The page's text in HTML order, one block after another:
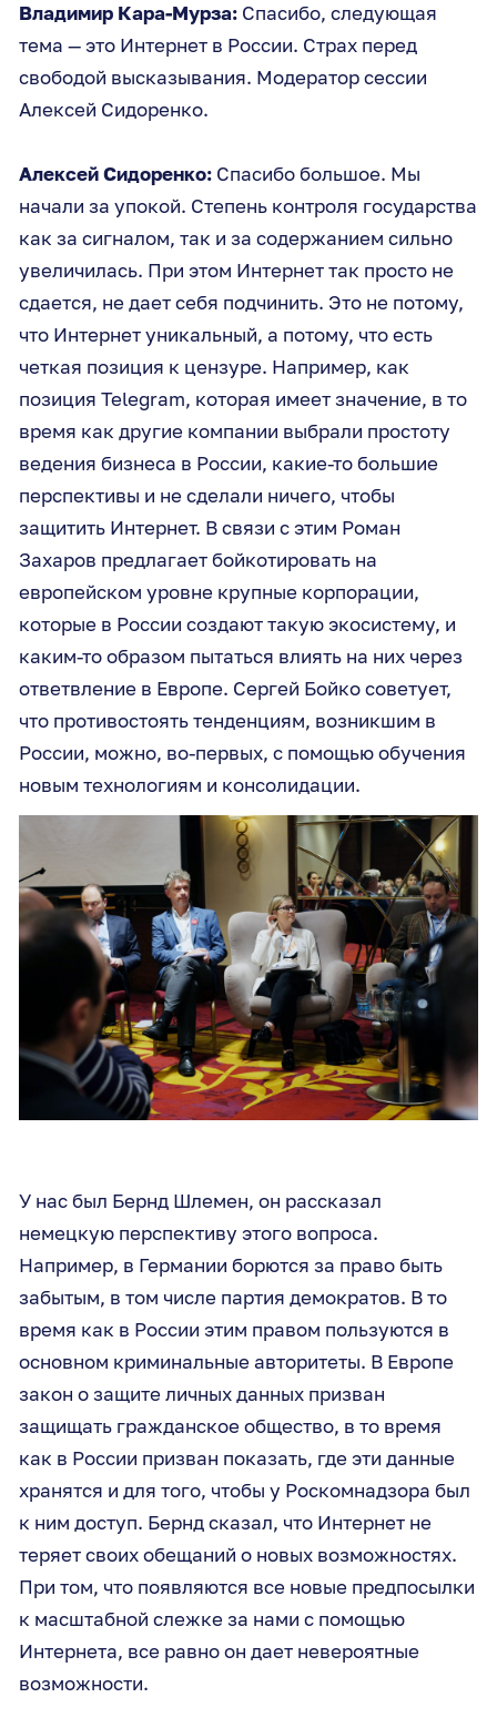
Владимир Кара-Мурза: Спасибо, следующая
тема — это Интернет в России. Страх перед
свободой высказывания. Модератор сессии
Алексей Сидоренко.
Алексей Сидоренко: Спасибо большое. Мы
начали за упокой. Степень контроля государства
как за сигналом, так и за содержанием сильно
увеличилась. При этом Интернет так просто не
сдается, не дает себя подчинить. Это не потому,
что Интернет уникальный, а потому, что есть
четкая позиция к цензуре. Например, как
позиция Telegram, которая имеет значение, в то
время как другие компании выбрали простоту
ведения бизнеса в России, какие-то большие
перспективы и не сделали ничего, чтобы
защитить Интернет. В связи с этим Роман
Захаров предлагает бойкотировать на
европейском уровне крупные корпорации,
которые в России создают такую экосистему, и
каким-то образом пытаться влиять на них через
ответвление в Европе. Сергей Бойко советует,
что противостоять тенденциям, возникшим в
России, можно, во-первых, с помощью обучения
новым технологиям и консолидации.
У нас был Бернд Шлемен, он рассказал
немецкую перспективу этого вопроса.
Например, в Германии борются за право быть
забытым, в том числе партия демократов. В то
время как в России этим правом пользуются в
основном криминальные авторитеты. В Европе
закон о защите личных данных призван
защищать гражданское общество, в то время
как в России призван показать, где эти данные
хранятся и для того, чтобы у Роскомнадзора был
к ним доступ. Бернд сказал, что Интернет не
теряет своих обещаний о новых возможностях.
При том, что появляются все новые предпосылки
к масштабной слежке за нами с помощью
Интернета, все равно он дает невероятные
возможности.